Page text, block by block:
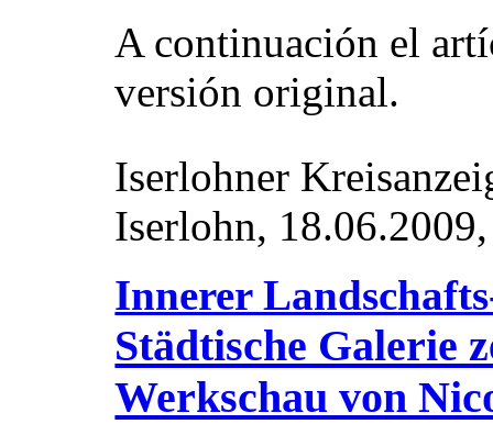
A continuación el
versión original.
Iserlohner
Iserlohn,
Innerer
Städtische Galerie
Werkschau von